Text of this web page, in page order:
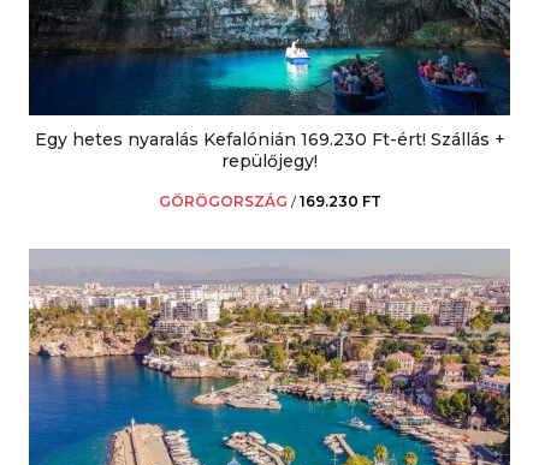
Egy hetes nyaralás Kefalónián 169.230 Ft-ért! Szállás +
repülőjegy!
GÖRÖGORSZÁG /169.230 FT